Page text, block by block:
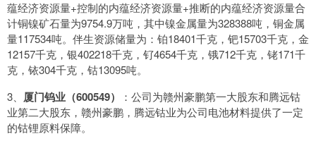
蕴经济资源量+控制的内蕴经济资源量+推断的内蕴经济资源量合
计铜镍矿石量为9754.9万吨，其中镍金属量为328388吨，铜金属
量117534吨。伴生资源储量为：铂18401千克，钯15703千克，金
12157千克，银402218千克，钌4654千克，锇712千克，铑171千
克，铱304千克，钴13095吨。
3、 厦门钨业（600549）
：公司为赣州豪鹏第一大股东和腾远钴
业第二大股东，赣州豪鹏，腾远钴业为公司电池材料提供了一定
的钴锂原料保障。